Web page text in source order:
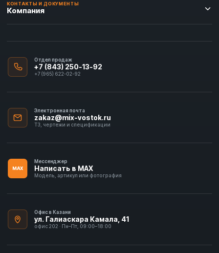
КОНТАКТЫ И ДОКУМЕНТЫ
Компания
Отдел продаж
+7 (843) 250-13-92
+7 (965) 622-02-92
Электронная почта
zakaz@mix-vostok.ru
ТЗ, чертежи и спецификации
MAX
Мессенджер
Написать в MAX
Модель, артикул или фотография
Офис в Казани
ул. Галиаскара Камала, 41
офис 202 · Пн–Пт, 09:00–18:00